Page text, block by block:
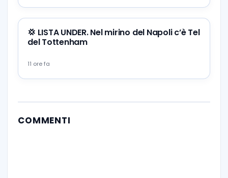
💢 LISTA UNDER. Nel mirino del Napoli c’è Tel
del Tottenham
11 ore fa
COMMENTI